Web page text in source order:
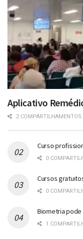
Aplicativo
2 COMPARTILHAMENTOS
Curso
0
Cursos
0
Biometria
1